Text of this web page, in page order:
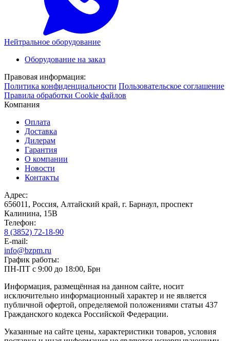
Нейтральное оборудование
Оборудование на заказ
Правовая информация:
Политика конфиденциальности Пользовательское соглашение
Правила обработки Cookie файлов
Компания
Оплата
Доставка
Дилерам
Гарантия
О компании
Новости
Контакты
Адрес:
656011, Россия, Алтайский край, г. Барнаул, проспект
Калинина, 15В
Телефон:
8 (3852) 72-18-90
E-mail:
info@bzpm.ru
График работы:
ПН-ПТ с 9:00 до 18:00, Брн
Информация, размещённая на данном сайте, носит
исключительно информационный характер и не является
публичной офертой, определяемой положениями статьи 437
Гражданского кодекса Российской Федерации.
Указанные на сайте цены, характеристики товаров, условия